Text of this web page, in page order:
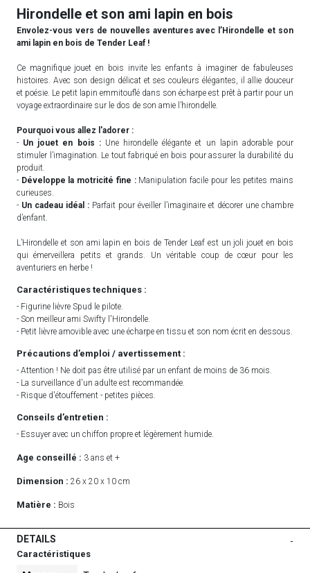
Hirondelle et son ami lapin en bois
Envolez-vous vers de nouvelles aventures avec l’Hirondelle et son
ami lapin en bois de Tender Leaf !
Ce magnifique jouet en bois invite les enfants à imaginer de fabuleuses
histoires. Avec son design délicat et ses couleurs élégantes, il allie douceur
et poésie. Le petit lapin emmitouflé dans son écharpe est prêt à partir pour un
voyage extraordinaire sur le dos de son amie l’hirondelle.
Pourquoi vous allez l'adorer :
- Un jouet en bois :Une hirondelle élégante et un lapin adorable pour
stimuler l’imagination. Le tout fabriqué en bois pour assurer la durabilité du
produit.
- Développe la motricité fine :Manipulation facile pour les petites mains
curieuses.
- Un cadeau idéal : Parfait pour éveiller l’imaginaire et décorer une chambre
d’enfant.
L’Hirondelle et son ami lapin en bois de Tender Leaf est un joli jouet en bois
qui émerveillera petits et grands. Un véritable coup de cœur pour les
aventuriers en herbe !
Caractéristiques techniques :
- Figurine lièvre Spud le pilote.
- Son meilleur ami Swifty l'Hirondelle.
- Petit lièvre amovible avec une écharpe en tissu et son nom écrit en dessous.
Précautions d’emploi / avertissement :
- Attention ! Ne doit pas être utilisé par un enfant de moins de 36 mois.
- La surveillance d'un adulte est recommandée.
- Risque d'étouffement - petites pièces.
Conseils d’entretien :
- Essuyer avec un chiffon propre et légèrement humide.
Age conseillé : 3 ans et +
Dimension : 26 x 20 x 10 cm
Matière : Bois
DETAILS -
Caractéristiques